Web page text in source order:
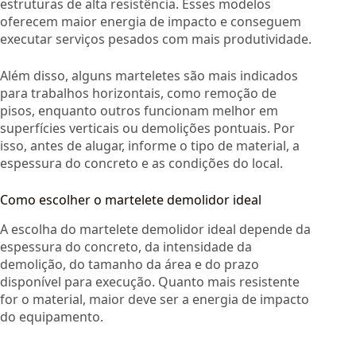
estruturas de alta resistência. Esses modelos
oferecem maior energia de impacto e conseguem
executar serviços pesados com mais produtividade.
Além disso, alguns marteletes são mais indicados
para trabalhos horizontais, como remoção de
pisos, enquanto outros funcionam melhor em
superfícies verticais ou demolições pontuais. Por
isso, antes de alugar, informe o tipo de material, a
espessura do concreto e as condições do local.
Como escolher o martelete demolidor ideal
A escolha do martelete demolidor ideal depende da
espessura do concreto, da intensidade da
demolição, do tamanho da área e do prazo
disponível para execução. Quanto mais resistente
for o material, maior deve ser a energia de impacto
do equipamento.